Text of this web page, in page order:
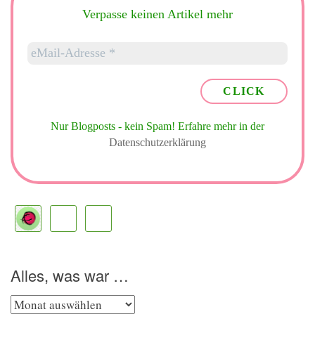
Verpasse keinen Artikel mehr
Nur Blogposts - kein Spam! Erfahre mehr in der
Datenschutzerklärung
Alles, was war …
Alles,